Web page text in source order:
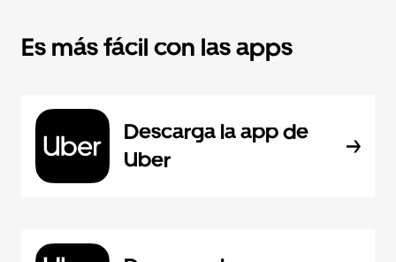
Es más fácil con las apps
Descarga la app de
Uber